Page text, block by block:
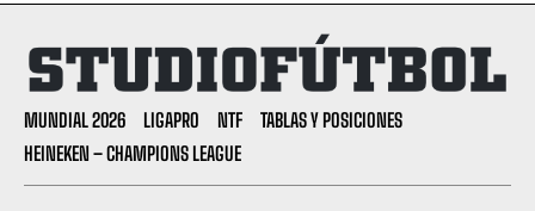
MUNDIAL 2026 LIGAPRO NTF
TABLAS Y POSICIONES
HEINEKEN – CHAMPIONS LEAGUE